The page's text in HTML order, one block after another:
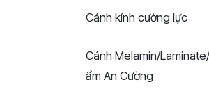
Cánh kính cường lực
Cánh Melamin/
ẩm An Cường